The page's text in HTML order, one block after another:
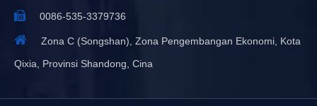
 0086-535-3379736

Zona C (Songshan), Zona Pengembangan Ekonomi, Kota
Qixia, Provinsi Shandong, Cina